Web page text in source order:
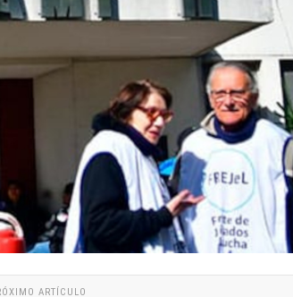
ARTÍCULO